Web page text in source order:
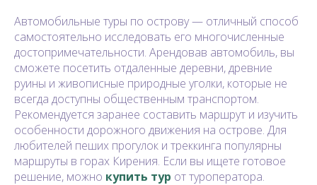
Автомобильные туры по острову — отличный способ
самостоятельно исследовать его многочисленные
достопримечательности. Арендовав автомобиль, вы
сможете посетить отдаленные деревни, древние
руины и живописные природные уголки, которые не
всегда доступны общественным транспортом.
Рекомендуется заранее составить маршрут и изучить
особенности дорожного движения на острове. Для
любителей пеших прогулок и треккинга популярны
маршруты в горах Кирения. Если вы ищете готовое
решение, можно купить тур от туроператора.